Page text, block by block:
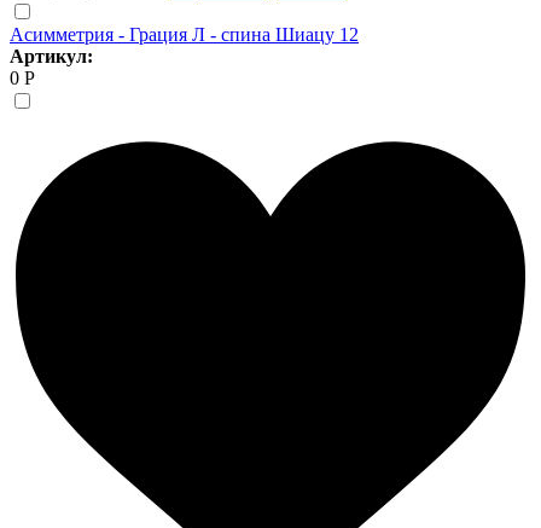
Асимметрия - Грация Л - спина Шиацу 12
Артикул:
0 Р